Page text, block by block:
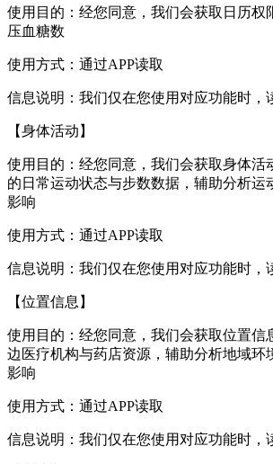
使用目的：经您同意，我们会获取日历权
压血糖数
使用方式：通过APP读取
信息说明：我们仅在您使用对应功能时，
【身体活动】
使用目的：经您同意，我们会获取身体活
的日常运动状态与步数数据，辅助分析运
影响
使用方式：通过APP读取
信息说明：我们仅在您使用对应功能时，
【位置信息】
使用目的：经您同意，我们会获取位置信
边医疗机构与药店资源，辅助分析地域环
影响
使用方式：通过APP读取
信息说明：我们仅在您使用对应功能时，